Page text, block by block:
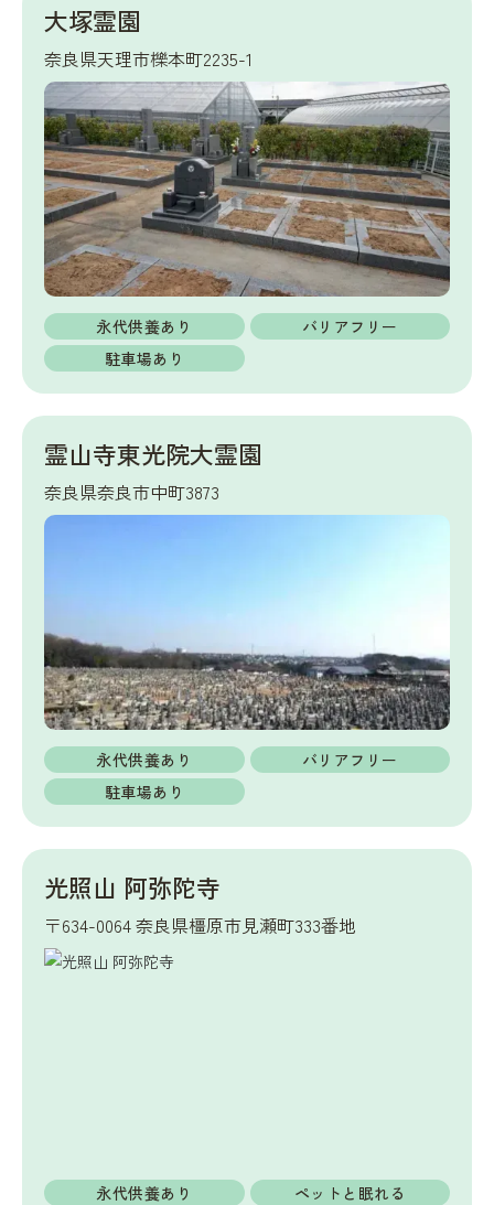
大塚霊園
奈良県天理市櫟本町2235-1
永代供養あり
バリアフリー
駐車場あり
霊山寺東光院大霊園
奈良県奈良市中町3873
永代供養あり
バリアフリー
駐車場あり
光照山 阿弥陀寺
〒634-0064 奈良県橿原市見瀬町333番地
永代供養あり
ペットと眠れる